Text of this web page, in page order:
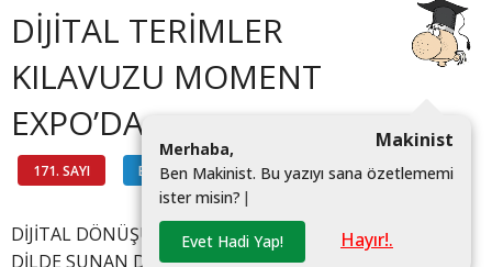
DİJİTAL TERİMLER
KILAVUZU MOMENT
EXPO’DA
171. SAYI BİLGİ HATTI #
Makinist
Merhaba,
Ben Makinist. Bu yazıyı sana özetlememi
ister misin? |
Evet Hadi Yap! Hayır!.
DİJİTAL DÖNÜŞÜMÜN 700’E YAKIN KAVRAMINI ÜÇ
DİLDE SUNAN DİJİTAL TERİMLER KILAVUZU, TÜM